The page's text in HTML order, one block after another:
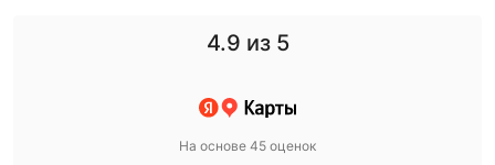
4.9 из 5
На основе 45 оценок